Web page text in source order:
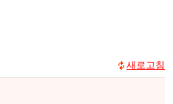
새로고침